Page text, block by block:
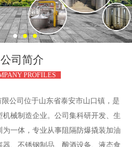
公司简介
PROFILES
公司位于山东省泰安市山口镇，是
械制造企业。公司集科研开发、生
一体，专业从事阻隔防爆撬装加油
、不锈钢制品、酿酒设备、液态食